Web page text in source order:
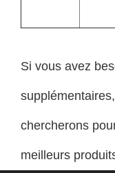
Si vous avez
chercherons
meilleurs